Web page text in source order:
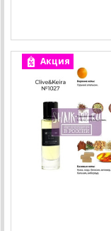
Акция